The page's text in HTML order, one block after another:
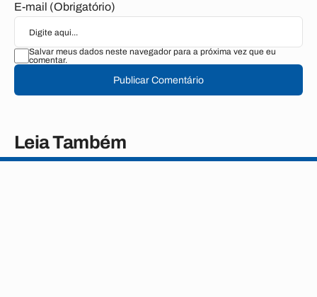
E-mail (Obrigatório)
Salvar meus dados neste navegador para a próxima vez que eu
comentar.
Publicar Comentário
Leia Também